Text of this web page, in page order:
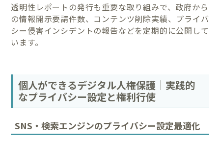
透明性レポートの発行も重要な取り組みで、政府から
の情報開示要請件数、コンテンツ削除実績、プライバ
シー侵害インシデントの報告などを定期的に公開して
います。
個人ができるデジタル人権保護｜実践的
なプライバシー設定と権利行使
SNS・検索エンジンのプライバシー設定最適化